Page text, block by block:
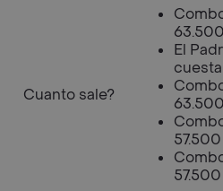
Cuanto sale?
63.500
El
63.500
57.500
57.500